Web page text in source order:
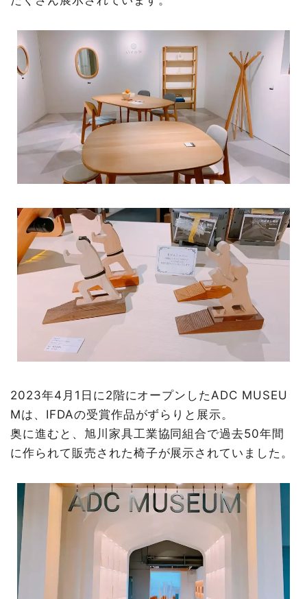
2023年4月1日に2階にオープンしたADC MUSEU
Mは、IFDAの受賞作品がずらりと展示。
奥に進むと、旭川家具工業協同組合で過去50年間
に作られて販売された椅子が展示されていました。